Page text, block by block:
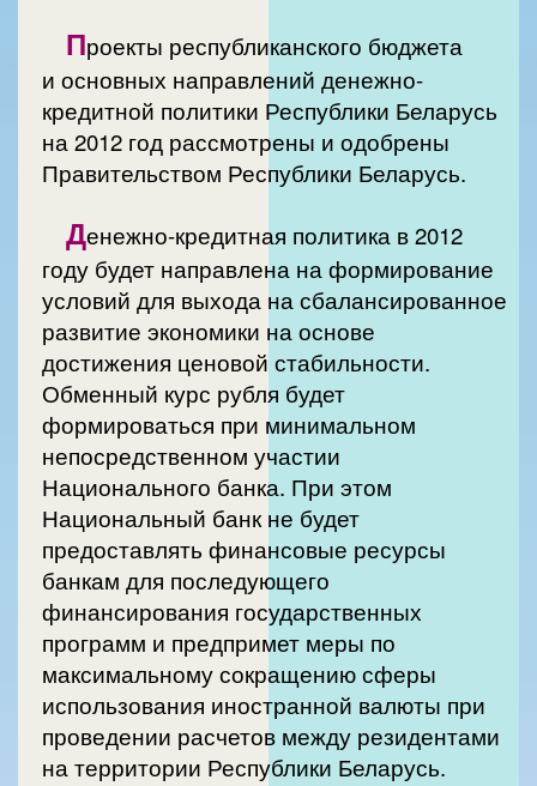
Проекты республиканского бюджета
и основных направлений денежно-
кредитной политики Республики Беларусь
на 2012 год рассмотрены и одобрены
Правительством Республики Беларусь.
Денежно-кредитная политика в 2012
году будет направлена на формирование
условий для выхода на сбалансированное
развитие экономики на основе
достижения ценовой стабильности.
Обменный курс рубля будет
формироваться при минимальном
непосредственном участии
Национального банка. При этом
Национальный банк не будет
предоставлять финансовые ресурсы
банкам для последующего
финансирования государственных
программ и предпримет меры по
максимальному сокращению сферы
использования иностранной валюты при
проведении расчетов между резидентами
на территории Республики Беларусь.